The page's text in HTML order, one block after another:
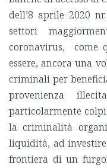
dell’8 aprile 2020
settori
coronavirus, come
essere, ancora una
criminali per
provenienza
particolarmente
la criminalità
liquidità, ad
frontiera di un